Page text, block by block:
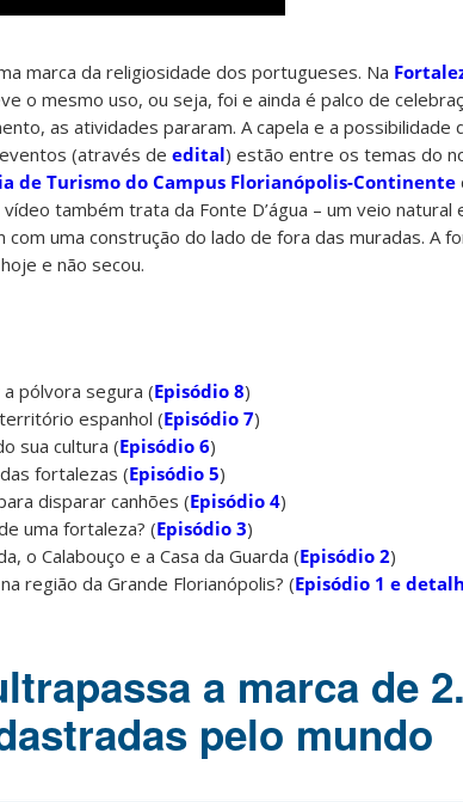
marca da religiosidade dos portugueses. Na
o mesmo uso, ou seja, foi e ainda é palco de
as atividades pararam. A capela e a possibilidade
(através de edital) estão entre os temas do
de Turismo do Campus Florianópolis-Continente
vídeo também trata da Fonte D’água – um veio natural
uma construção do lado de fora das muradas. A
e não secou.
pólvora segura (Episódio 8)
espanhol (Episódio 7)
sua cultura (Episódio 6)
fortalezas (Episódio 5)
disparar canhões (Episódio 4)
uma fortaleza? (Episódio 3)
o Calabouço e a Casa da Guarda (Episódio 2)
região da Grande Florianópolis? (Episódio 1 e
a marca de
pelo mundo